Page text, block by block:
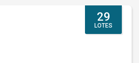
29
LOTES